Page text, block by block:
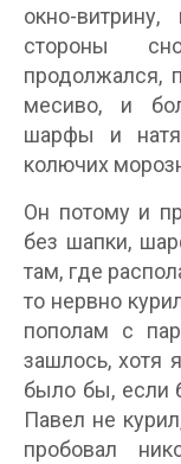
окно-
стороны
продолжался,
месиво, и
шарфы и
колючих
Он потому и
без шапки,
там, где
то нервно
пополам с
зашлось, хотя
было бы, если
Павел не
пробовал